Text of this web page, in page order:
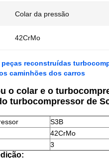
Colar da pressão
42CrMo
peças reconstruídas
caminhões dos carros
o colar e o
turbocompressor de
S3B
42CrMo
3